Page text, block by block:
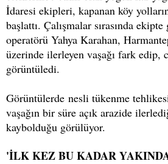
İdaresi ekipleri, kapanan köy
başlattı. Çalışmalar sırasında
operatörü Yahya Karahan,
üzerinde ilerleyen vaşağı fark edip,
görüntüledi.
Görüntülerde nesli tükenme
vaşağın bir süre açık arazide
kaybolduğu görülüyor.
'İLK KEZ BU KADAR